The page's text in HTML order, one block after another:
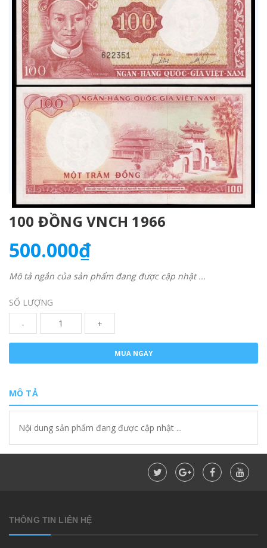
100 ĐỒNG VNCH 1966
500.000₫
Mô tả ngắn của sản phẩm đang được cập nhật ...
SỐ LƯỢNG
-
+
MUA NGAY
MÔ TẢ
Nội dung sản phẩm đang được cập nhật ...
THÔNG TIN LIÊN HỆ